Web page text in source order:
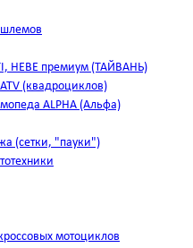
шлемов
HEBE премиум (ТАЙВАНЬ)
(квадроциклов)
ALPHA (Альфа)
(сетки, "пауки")
мотоциклов